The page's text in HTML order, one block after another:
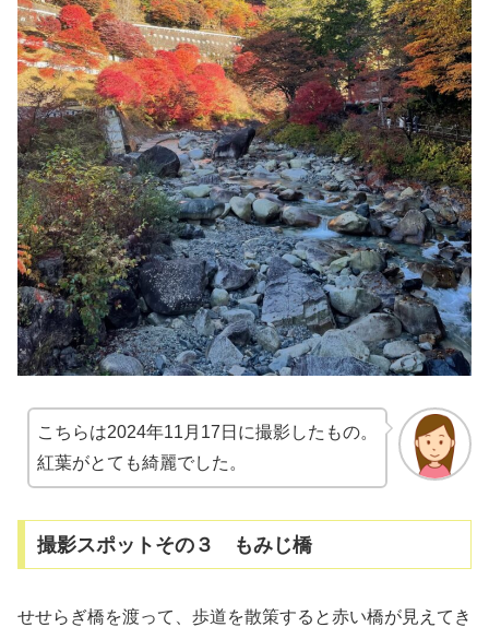
こちらは2024年11月17日に撮影したもの。
紅葉がとても綺麗でした。
撮影スポットその３ もみじ橋
せせらぎ橋を渡って、歩道を散策すると赤い橋が見えてき